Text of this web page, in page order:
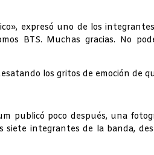
expresó uno de los
BTS. Muchas gracias. No
los gritos de emoción de
publicó poco después, una
siete integrantes de la banda,